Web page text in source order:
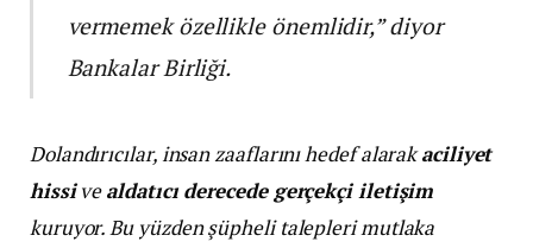
vermemek özellikle önemlidir,” diyor
Bankalar Birliği.
Dolandırıcılar, insan zaaflarını hedef alarakaciliyet
hissivealdatıcı derecede gerçekçi iletişim
kuruyor. Bu yüzden şüpheli talepleri mutlaka